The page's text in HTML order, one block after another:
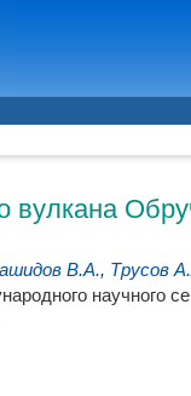
В.А., Трусов
научного